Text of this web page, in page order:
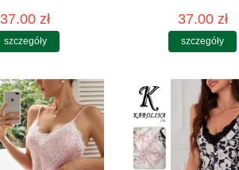
37.00 zł
szczegóły
37.00 zł
szczegóły